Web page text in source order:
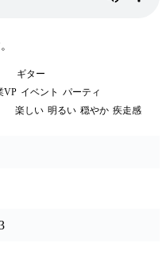
ギター
VP イベント パーティ
楽しい 明るい 穏やか 疾走感